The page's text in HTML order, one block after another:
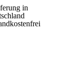
in